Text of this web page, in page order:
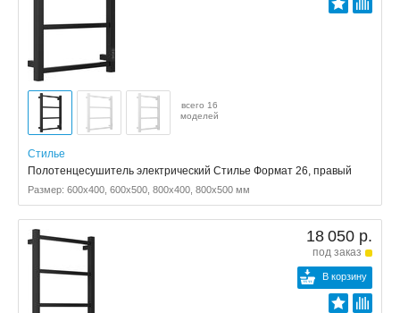
всего 16
моделей
Стилье
Полотенцесушитель электрический Стилье Формат 26, правый
Размер: 600x400, 600x500, 800x400, 800x500 мм
18 050 р.
под заказ
В корзину